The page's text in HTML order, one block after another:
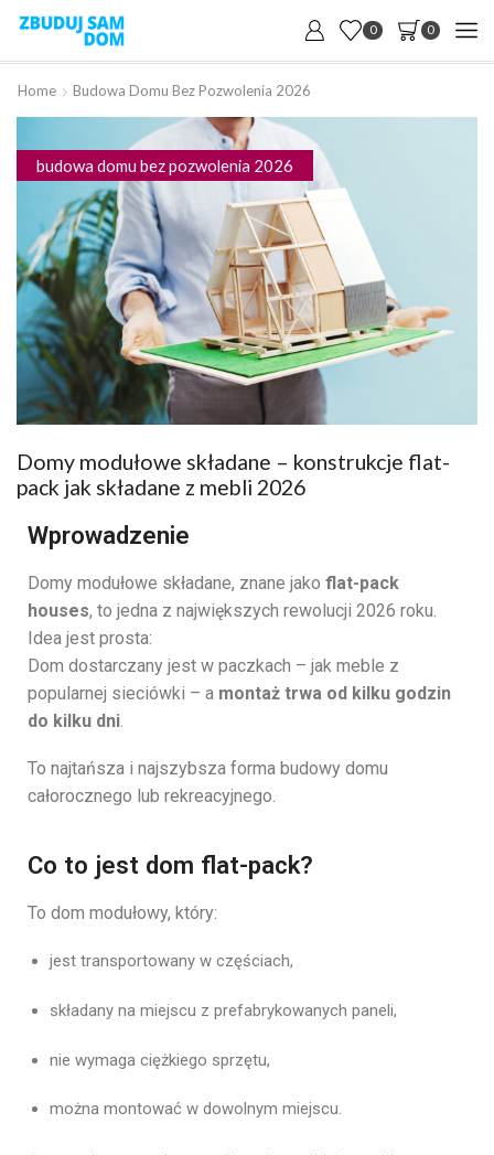
0 0
Home Budowa Domu Bez Pozwolenia 2026
budowa domu bez pozwolenia 2026
Domy modułowe składane – konstrukcje flat-
pack jak składane z mebli 2026
Wprowadzenie
Domy modułowe składane, znane jako flat-pack
houses, to jedna z największych rewolucji 2026 roku.
Idea jest prosta:
Dom dostarczany jest w paczkach – jak meble z
popularnej sieciówki – a montaż trwa od kilku godzin
do kilku dni
To najtańsza i najszybsza forma budowy domu
całorocznego lub rekreacyjnego.
Co to jest dom flat-pack?
To dom modułowy, który:
jest transportowany w częściach,
składany na miejscu z prefabrykowanych paneli,
nie wymaga ciężkiego sprzętu,
można montować w dowolnym miejscu.